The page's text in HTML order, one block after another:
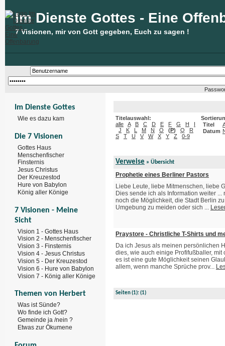
Im Dienste Gottes - Eine
7 Visionen, mir von Gott gegeben, Euch zu sagen !
Im Dienste Gottes
Wie es dazu kam
Die 7 Visionen
Gottes Haus
Menschenfischer
Finsternis
Jesus Christus
Der Kreuzestod
Hure von Babylon
König aller Könige
7 Visionen - Meine
Sicht
Vision 1 - Gottes Haus
Vision 2 - Menschenfischer
Vision 3 - Finsternis
Vision 4 - Jesus Christus
Vision 5 - Der Kreuzestod
Vision 6 - Hure von Babylon
Vision 7 - König aller Könige
Themen von Herbert
Was ist Sünde?
Wo finde ich Gott?
Gemeinde ja /nein ?
Etwas zur Ökumene
Titelauswahl:
alle
A B C D E F G H
I
J
K L M N O (P) Q
R
S
T U V W X Y Z 0-9
Titel
Datum
Verweise » Übersicht
Prophetie eines Berliner Pastors
Liebe Leute, liebe Mitmenschen, liebe
Dies sende ich als Information weiter
noch die Möglichkeit, die Stadt Berlin
Umgebung zu meiden oder sich ...
Praystore - Christliche T-Shirts und
Da ich Jesus als meinen persönlichen
dies, wie auch einige Profifußballer, mit
es ist eine gute Möglichkeit seinen
allem, wenn manche Sprüche prov...
Seiten(1):(1)